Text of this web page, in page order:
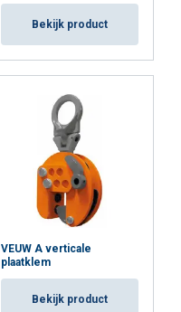
Bekijk product
VEUW A verticale
plaatklem
Bekijk product